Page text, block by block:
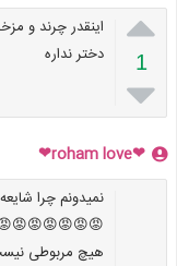

1

اینقدر چرند و
دختر نداره
❤roham love❤
نمیدونم چرا
هیچ مربوطی